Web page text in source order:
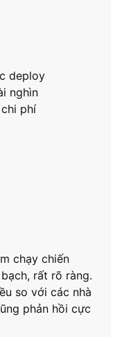
deploy
nghìn
phí
chạy chiến
rất rõ ràng.
so với các nhà
phản hồi cực